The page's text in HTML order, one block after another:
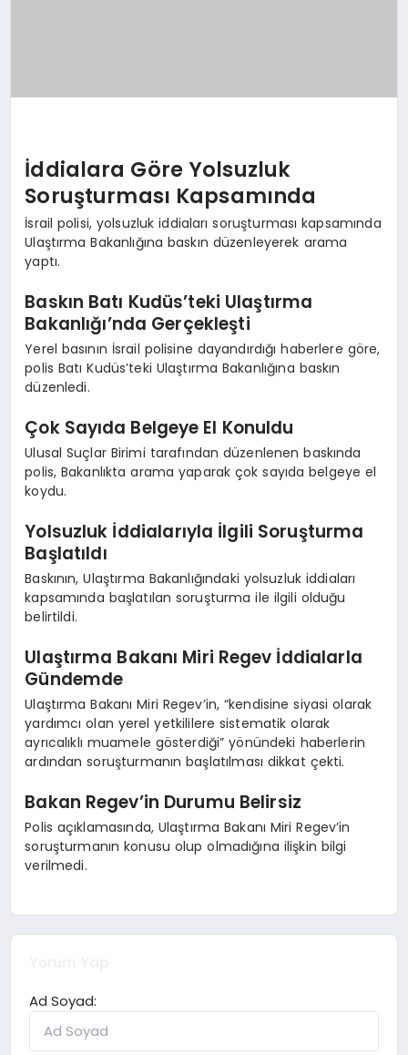
İddialara Göre Yolsuzluk
Soruşturması Kapsamında
İsrail polisi, yolsuzluk iddiaları soruşturması kapsamında
Ulaştırma Bakanlığına baskın düzenleyerek arama
yaptı.
Baskın Batı Kudüs’teki Ulaştırma
Bakanlığı’nda Gerçekleşti
Yerel basının İsrail polisine dayandırdığı haberlere göre,
polis Batı Kudüs’teki Ulaştırma Bakanlığına baskın
düzenledi.
Çok Sayıda Belgeye El Konuldu
Ulusal Suçlar Birimi tarafından düzenlenen baskında
polis, Bakanlıkta arama yaparak çok sayıda belgeye el
koydu.
Yolsuzluk İddialarıyla İlgili Soruşturma
Başlatıldı
Baskının, Ulaştırma Bakanlığındaki yolsuzluk iddiaları
kapsamında başlatılan soruşturma ile ilgili olduğu
belirtildi.
Ulaştırma Bakanı Miri Regev İddialarla
Gündemde
Ulaştırma Bakanı Miri Regev’in, “kendisine siyasi olarak
yardımcı olan yerel yetkililere sistematik olarak
ayrıcalıklı muamele gösterdiği” yönündeki haberlerin
ardından soruşturmanın başlatılması dikkat çekti.
Bakan Regev’in Durumu Belirsiz
Polis açıklamasında, Ulaştırma Bakanı Miri Regev’in
soruşturmanın konusu olup olmadığına ilişkin bilgi
verilmedi.
Ad Soyad: